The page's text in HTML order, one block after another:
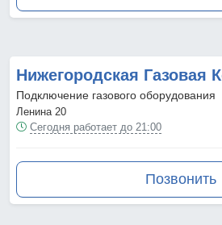
Нижегородская Газовая
Подключение газового оборудования
Ленина 20
Сегодня работает до 21:00
Позвонить